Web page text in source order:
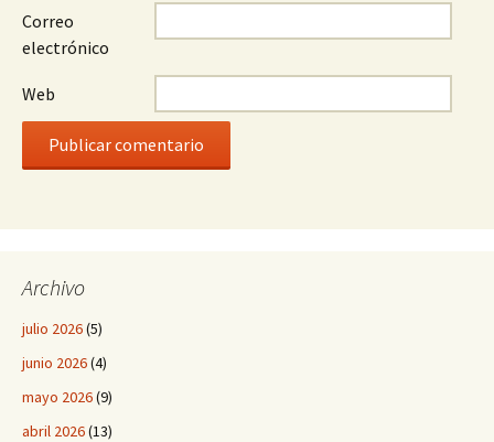
Correo
electrónico
Web
Archivo
julio 2026(5)
junio 2026(4)
mayo 2026(9)
abril 2026(13)